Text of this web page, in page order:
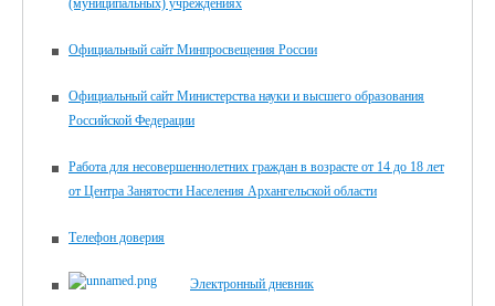
(муниципальных) учреждениях
Официальный сайт Минпросвещения России
Официальный сайт Министерства науки и высшего образования
Российской Федерации
Работа для несовершеннолетних граждан в возрасте от 14 до 18 лет
от Центра Занятости Населения Архангельской области
Телефон доверия
Электронный дневник